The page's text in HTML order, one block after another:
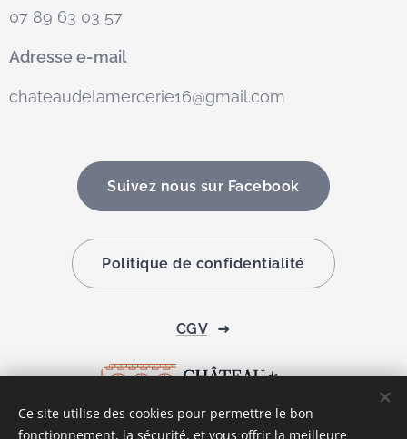
07 89 63 03 57
Adresse e-mail
chateaudelamercerie16@gmail.com
Suivez nous sur Facebook
Politique de confidentialité
CGV
Ce site utilise des cookies pour permettre le bon
fonctionnement, la sécurité, et vous offrir la meilleure